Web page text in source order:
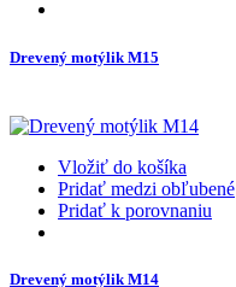
Drevený motýlik M15
Vložiť do košíka
Pridať medzi obľubené
Pridať k porovnaniu
Drevený motýlik M14